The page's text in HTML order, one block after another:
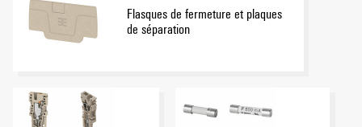
Flasques de fermeture et plaques
de séparation